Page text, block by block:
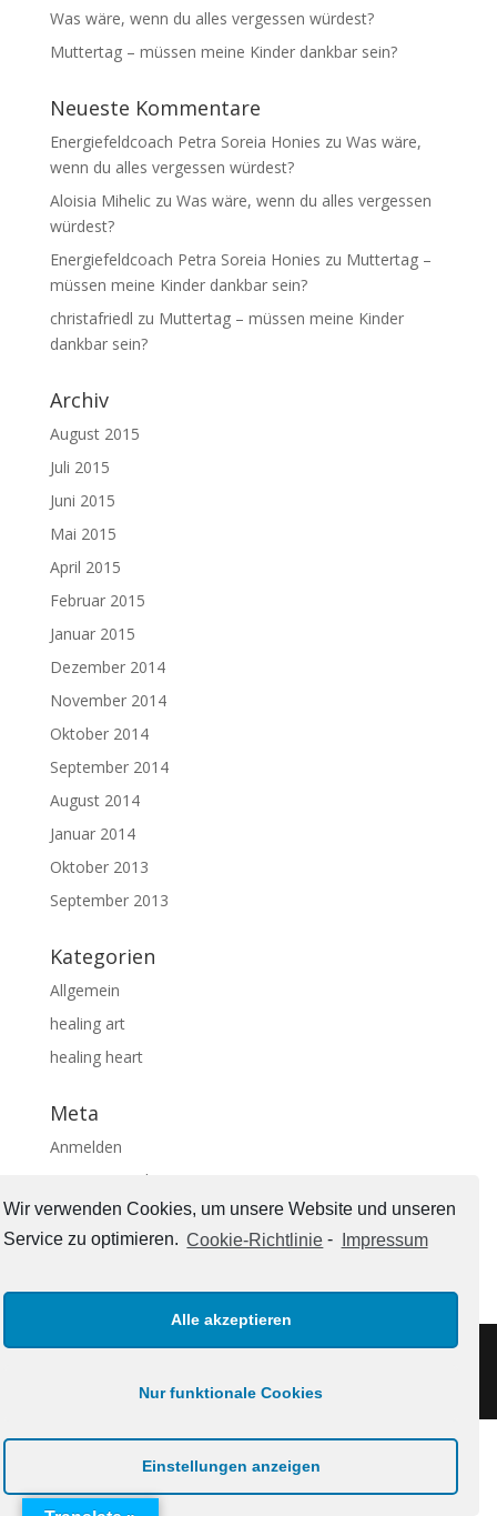
Wir verwenden Cookies, um unsere Website und unseren
Service zu optimieren. Cookie-Richtlinie - Impressum
Alle akzeptieren
Nur funktionale Cookies
Einstellungen anzeigen
Was wäre, wenn du alles vergessen würdest?
Muttertag – müssen meine Kinder dankbar sein?
Neueste Kommentare
Energiefeldcoach Petra Soreia Honies zu Was wäre,
wenn du alles vergessen würdest?
Aloisia Miheliczu Was wäre, wenn du alles vergessen
würdest?
Energiefeldcoach Petra Soreia Honies zu Muttertag –
müssen meine Kinder dankbar sein?
christafriedl zu Muttertag – müssen meine Kinder
dankbar sein?
Archiv
August 2015
Juli 2015
Juni 2015
Mai 2015
April 2015
Februar 2015
Januar 2015
Dezember 2014
November 2014
Oktober 2014
September 2014
August 2014
Januar 2014
Oktober 2013
September 2013
Kategorien
Allgemein
healing art
healing heart
Meta
Anmelden
Eintrags-Feed
Kommentar-Feed
WordPress.org
Impressum